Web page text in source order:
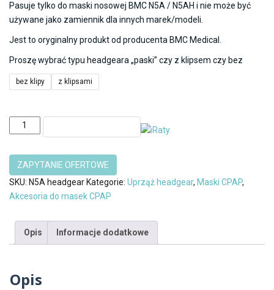
Pasuje tylko do maski nosowej BMC N5A / N5AH i nie może być
używane jako zamiennik dla innych marek/modeli.
Jest to oryginalny produkt od producenta BMC Medical.
Proszę wybrać typu headgeara „paski” czy z klipsem czy bez
bez klipy z klipsami
ilość
Headgear
Nosowa
N5A
NASAL
uprząż
SKU: N5A headgear Kategorie: Uprząż headgear, Maski CPAP,
Akcesoria do masek CPAP
Opis Informacje dodatkowe
Opis